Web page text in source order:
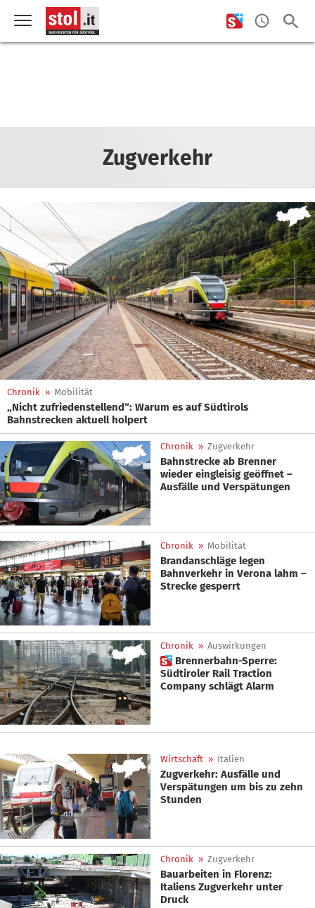
Zugverkehr
Chronik » Mobilität
„Nicht zufriedenstellend“: Warum es auf Südtirols
Bahnstrecken aktuell holpert
Chronik » Zugverkehr
Bahnstrecke ab Brenner
wieder eingleisig geöffnet –
Ausfälle und Verspätungen
Chronik » Mobilität
Brandanschläge legen
Bahnverkehr in Verona lahm –
Strecke gesperrt
Chronik » Auswirkungen
 Brennerbahn-Sperre:
Südtiroler Rail Traction
Company schlägt Alarm
Wirtschaft » Italien
Zugverkehr: Ausfälle und
Verspätungen um bis zu zehn
Stunden
Chronik » Zugverkehr
Bauarbeiten in Florenz:
Italiens Zugverkehr unter
Druck